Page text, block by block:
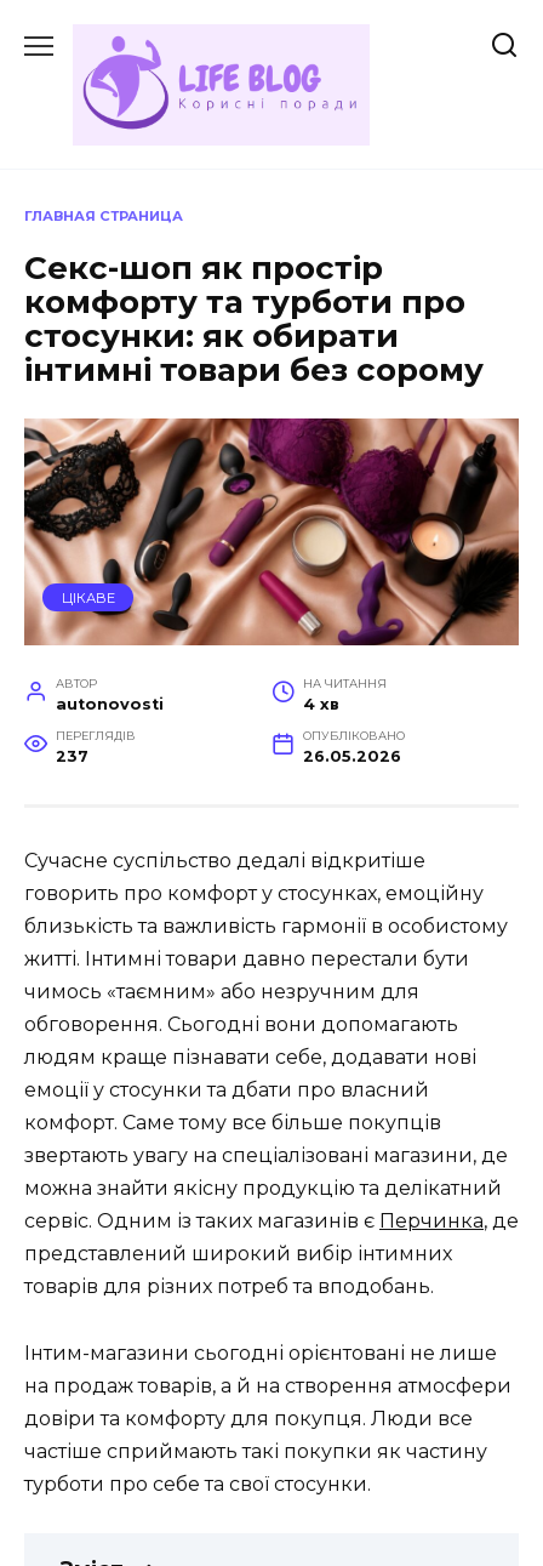
до
ГЛАВНАЯ СТРАНИЦА
Секс-шоп як простір
комфорту та турботи про
стосунки: як обирати
інтимні товари без сорому
ЦІКАВЕ
АВТОР
autonovosti
НА ЧИТАННЯ
4 хв
ПЕРЕГЛЯДІВ
237
ОПУБЛІКОВАНО
26.05.2026
Сучасне суспільство дедалі відкритіше
говорить про комфорт у стосунках, емоційну
близькість та важливість гармонії в особистому
житті. Інтимні товари давно перестали бути
чимось «таємним» або незручним для
обговорення. Сьогодні вони допомагають
людям краще пізнавати себе, додавати нові
емоції у стосунки та дбати про власний
комфорт. Саме тому все більше покупців
звертають увагу на спеціалізовані магазини, де
можна знайти якісну продукцію та делікатний
сервіс. Одним із таких магазинів є Перчинка, де
представлений широкий вибір інтимних
товарів для різних потреб та вподобань.
Інтим-магазини сьогодні орієнтовані не лише
на продаж товарів, а й на створення атмосфери
довіри та комфорту для покупця. Люди все
частіше сприймають такі покупки як частину
турботи про себе та свої стосунки.